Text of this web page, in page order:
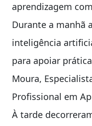
aprendizagem
Durante a manhã
inteligência
para apoiar
Moura,
Profissional em
À tarde